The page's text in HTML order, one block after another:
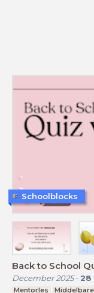
Back to School
December 2025- 28
Mentorles
Schoolblocks